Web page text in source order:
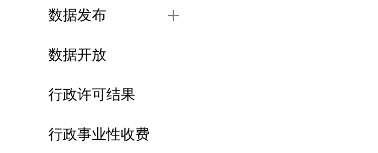
数据发布
数据开放
行政许可结果
行政事业性收费